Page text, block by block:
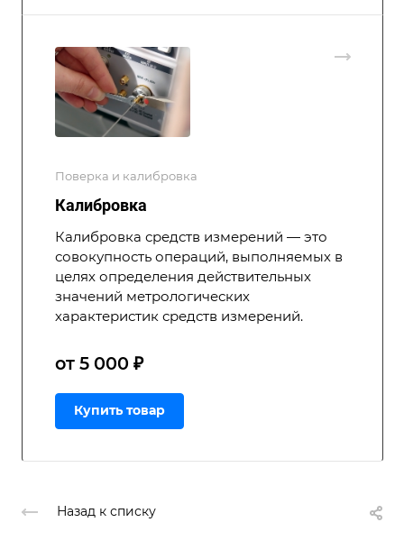
Поверка и калибровка
Калибровка
Калибровка средств измерений — это
совокупность операций, выполняемых в
целях определения действительных
значений метрологических
характеристик средств измерений.
от 5 000 ₽
Купить товар
Назад к списку